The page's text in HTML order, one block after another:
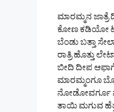
ಮಾರಮ್ಮನ ಜಾತ್ರೆ
ಕೋಣ ಕಡಿಯೋ
ಬೆಂಡು ಬತ್ತಾ
ರಾತ್ರಿ ಹೊತ್ತು
ಬೀದಿ ದೀಪ
ಮಾರಮ್ಮಂಗೂ
ನೋಡೋವರ್ಗೂ
ತಾಯಿ ಮಗುವ